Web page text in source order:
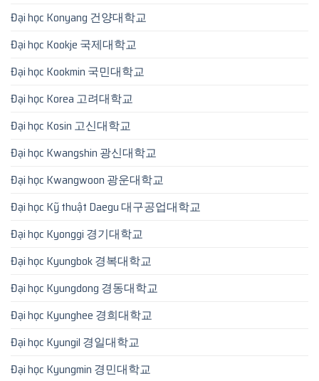
Đại học Konyang 건양대학교
Đại học Kookje 국제대학교
Đại học Kookmin 국민대학교
Đại học Korea 고려대학교
Đại học Kosin 고신대학교
Đại học Kwangshin 광신대학교
Đại học Kwangwoon 광운대학교
Đại học Kỹ thuật Daegu 대구공업대학교
Đại học Kyonggi 경기대학교
Đại học Kyungbok 경복대학교
Đại học Kyungdong 경동대학교
Đại học Kyunghee 경희대학교
Đại học Kyungil 경일대학교
Đại học Kyungmin 경민대학교